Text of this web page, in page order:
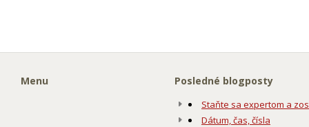
Menu Posledné blogposty
Staňte sa expertom a
Dátum, čas, čísla